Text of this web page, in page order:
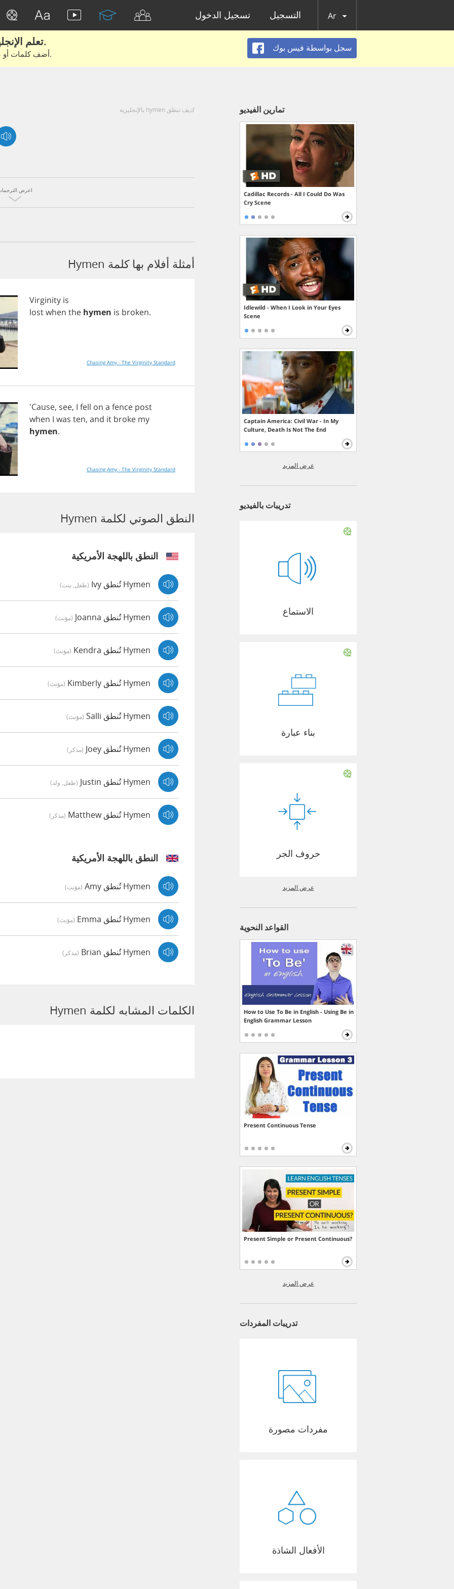
تسجيل الدخول التسجيل Ar
تعلم الإنجليزية الحقيقية من الأفلام والكتب.
أضف كلمات أو عبارات للتعلم والتدريب مع متعلمين آخرين.
سجل بواسطة فيس بوك
كيف تنطق hymen بالإنجليزية
اعرض
أمثلة أفلام بها كلمة Hymen
Virginity is
lostwhen the hymen is broken.
Chasing Amy - The Virginity Standard
'Cause, see, I fell on a fence post
when I was ten, and it broke my
hymen.
Chasing Amy - The Virginity Standard
النطق الصوتي لكلمة Hymen
النطق باللهجة الأمريكية
Hymen تُنطق Ivy (طفل, بنت)
Hymen تُنطق Joanna (مؤنث)
Hymen تُنطق Kendra (مؤنث)
Hymen تُنطق Kimberly (مؤنث)
Hymen تُنطق Salli (مؤنث)
Hymen تُنطق Joey (مذكر)
Hymen تُنطق Justin (طفل, ولد)
Hymen تُنطق Matthew (مذكر)
النطق باللهجة الأمريكية
Hymen تُنطق Amy (مؤنث)
Hymen تُنطق Emma (مؤنث)
Hymen تُنطق Brian (مذكر)
الكلمات المشابه لكلمة Hymen
تمارين الفيديو
Cadillac Records - All I Could Do Was
Cry Scene
Idlewild - When I Look in Your Eyes
Scene
Captain America: Civil War - In My
Culture, Death Is Not The End
عرض المزيد
تدريبات بالفيديو
الاستماع
بناء عبارة
حروف الجر
عرض المزيد
القواعد النحوية
How to Use To Be in English - Using Be in
English Grammar Lesson
Present Continuous Tense
Present Simple or Present Continuous?
عرض المزيد
تدريبات المفردات
مفردات مصورة
الأفعال الشاذة